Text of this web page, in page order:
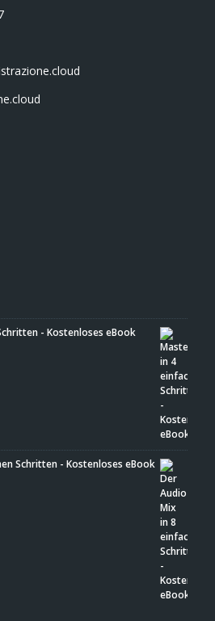
- Kostenloses eBook
Schritten - Kostenloses eBook